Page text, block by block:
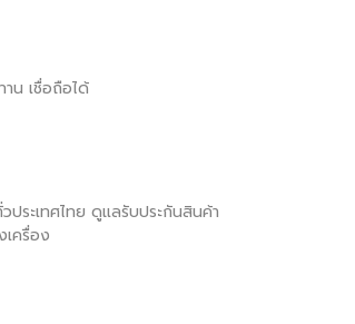
น เชื่อถือได้
ประเทศไทย ดูแลรับประกันสินค้า
เครื่อง